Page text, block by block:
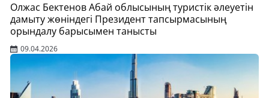
Олжас Бектенов Абай облысының туристік әлеуетін
дамыту жөніндегі Президент тапсырмасының
орындалу барысымен танысты
09.04.2026